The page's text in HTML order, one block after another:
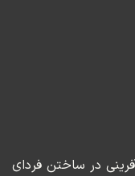
در ساختن فردای